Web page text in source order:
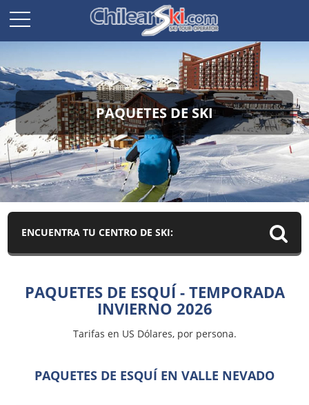
PAQUETES DE SKI
ENCUENTRA TU CENTRO DE SKI:
PAQUETES DE ESQUÍ - TEMPORADA
INVIERNO 2026
Tarifas en US Dólares, por persona.
PAQUETES DE ESQUÍ EN VALLE NEVADO